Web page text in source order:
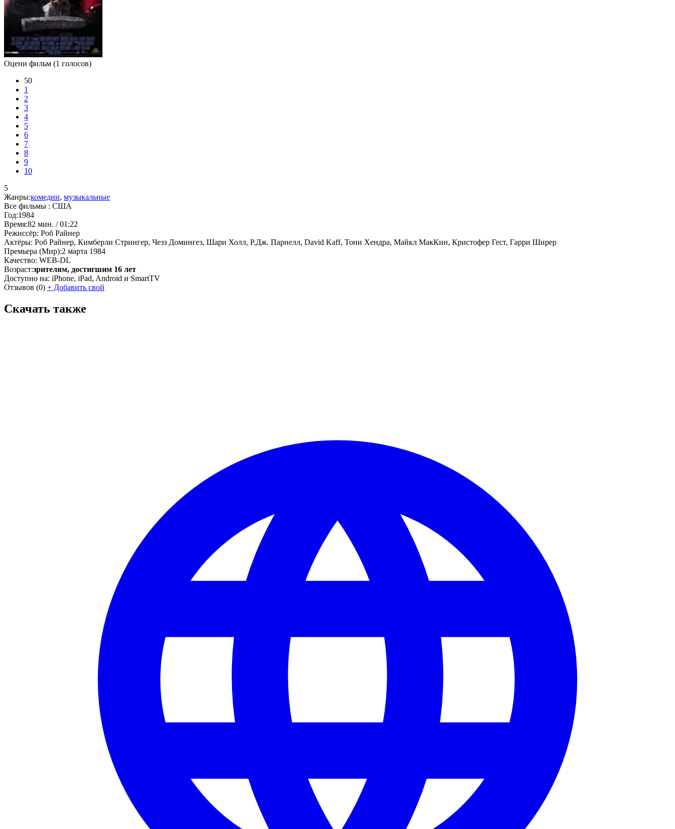
Оцени фильм (1 голосов)
50
1
2
3
4
5
6
7
8
9
10
5
Жанры:комедии, музыкальные
Все фильмы : США
Год:1984
Время:82 мин. / 01:22
Режиссёр: Роб Райнер
Актёры: Роб Райнер, Кимберли Стрингер, Чезз Домингез, Шари Холл, Р.Дж. Парнелл, David Kaff, Тони Хендра, Майкл МакКин, Кристофер Гест, Гарри Ширер
Премьера (Мир):2 марта 1984
Качество: WEB-DL
Возраст:зрителям, достигшим 16 лет
Доступно на: iPhone, iPad, Android и SmartTV
Отзывов (0) + Добавить свой
Скачать также